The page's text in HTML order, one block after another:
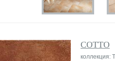
COTTO
коллекция: